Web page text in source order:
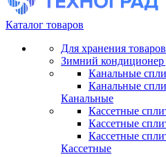
Каталог товаров
Для хранения
Зимний кондиционер
Канальные
Канальные
Канальные
Кассетные
Кассетные
Кассетные
Кассетные